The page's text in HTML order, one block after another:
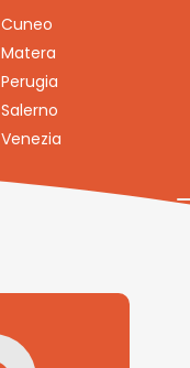
Cuneo
Matera
Perugia
Salerno
Venezia